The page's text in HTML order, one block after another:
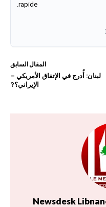
rapide.
المقال السابق
لبنان: أُدرج في الإتفاق الأمريكي –
الإيراني؟?
Newsdesk